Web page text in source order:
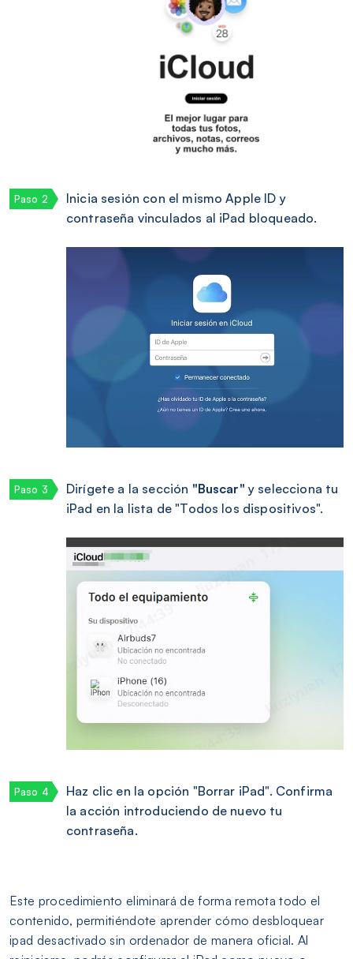
Inicia sesión con el mismo Apple ID y
contraseña vinculados al iPad bloqueado.
Dirígete a la sección "Buscar" y selecciona tu
iPad en la lista de "Todos los dispositivos".
Haz clic en la opción "Borrar iPad". Confirma
la acción introduciendo de nuevo tu
contraseña.
Este procedimiento eliminará de forma remota todo el
contenido, permitiéndote aprender cómo desbloquear
ipad desactivado sin ordenador de manera oficial. Al